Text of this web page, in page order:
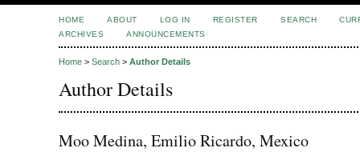
HOME ABOUT LOG IN REGISTER SEARCH
ARCHIVES
ANNOUNCEMENTS
Home > Search > Author Details
Author Details
Moo Medina, Emilio Ricardo, Mexico